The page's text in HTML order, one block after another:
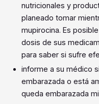
nutricionales y
planeado tomar
mupirocina. Es
dosis de sus
para saber si sufre
informe a su médico
embarazada o está
queda embarazada